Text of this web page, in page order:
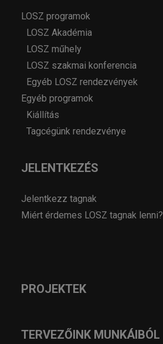
LOSZ programok
LOSZ Akadémia
LOSZ műhely
LOSZ szakmai konferencia
Egyéb LOSZ rendezvények
Egyéb programok
Kiállítás
Tagcégünk rendezvénye
JELENTKEZÉS
Jelentkezz tagnak
Miért érdemes LOSZ tagnak lenni?
PROJEKTEK
TERVEZŐINK MUNKÁIBÓL